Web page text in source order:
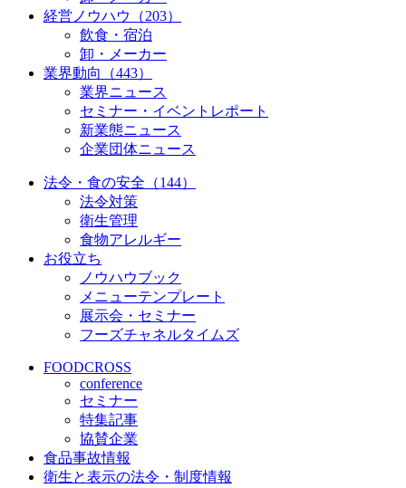
経営ノウハウ（203）
飲食・宿泊
卸・メーカー
業界動向（443）
業界ニュース
セミナー・イベントレポート
新業態ニュース
企業団体ニュース
法令・食の安全（144）
法令対策
衛生管理
食物アレルギー
お役立ち
ノウハウブック
メニューテンプレート
展示会・セミナー
フーズチャネルタイムズ
FOODCROSS
conference
セミナー
特集記事
協賛企業
食品事故情報
衛生と表示の法令・制度情報